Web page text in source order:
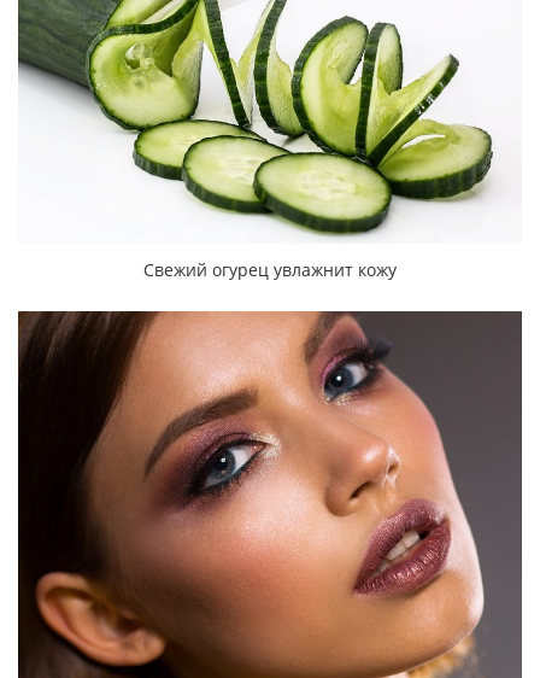
Свежий огурец увлажнит кожу